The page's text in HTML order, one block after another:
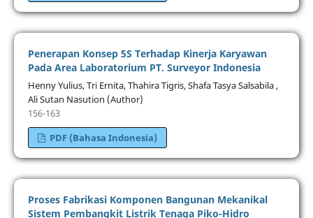
Penerapan Konsep 5S Terhadap Kinerja Karyawan
Pada Area Laboratorium PT. Surveyor Indonesia
Henny Yulius, Tri Ernita, Thahira Tigris, Shafa Tasya Salsabila ,
Ali Sutan Nasution (Author)
156-163
PDF (Bahasa Indonesia)
Proses Fabrikasi Komponen Bangunan Mekanikal
Sistem Pembangkit Listrik Tenaga Piko-Hidro